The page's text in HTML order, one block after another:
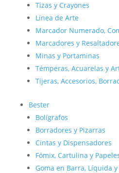
Tizas y Crayones
Línea de Arte
Marcador Numerado,
Marcadores y
Minas y Portaminas
Témperas, Acuarelas y
Tijeras, Accesorios,
Bester
Bolígrafos
Borradores y Pizarras
Cintas y Dispensadores
Fómix, Cartulina y
Goma en Barra, Líquida